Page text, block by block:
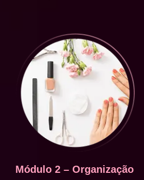
Módulo 2 – Organização